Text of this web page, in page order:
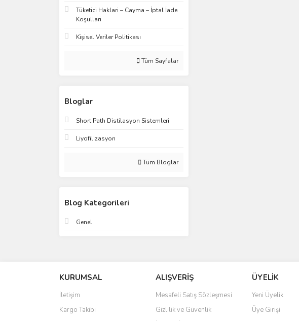
Tüketici Haklari – Cayma – İptal İade
Koşullari
Kişisel Veriler Politikası
Tüm Sayfalar
Bloglar
Short Path Distilasyon Sistemleri
Liyofilizasyon
Tüm Bloglar
Blog Kategorileri
Genel
KURUMSAL
İletişim
Kargo Takibi
ALIŞVERİŞ
Mesafeli Satış Sözleşmesi
Gizlilik ve Güvenlik
ÜYELİK
Yeni Üyelik
Üye Girişi